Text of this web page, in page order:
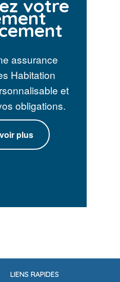
votre
assurance
Habitation
et
obligations.
plus
LIENS RAPIDES